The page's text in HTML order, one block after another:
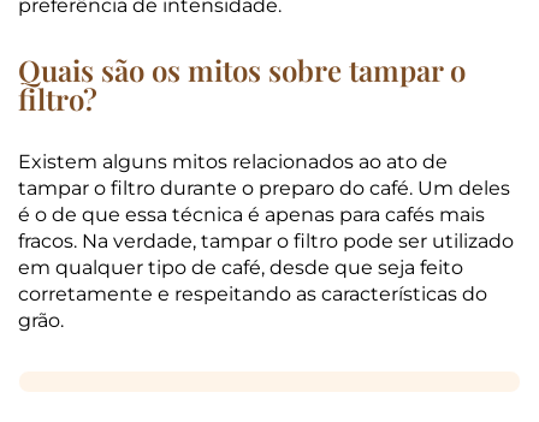
preferência de intensidade.
Quais são os mitos sobre tampar o
filtro?
Existem alguns mitos relacionados ao ato de
tampar o filtro durante o preparo do café. Um deles
é o de que essa técnica é apenas para cafés mais
fracos. Na verdade, tampar o filtro pode ser utilizado
em qualquer tipo de café, desde que seja feito
corretamente e respeitando as características do
grão.